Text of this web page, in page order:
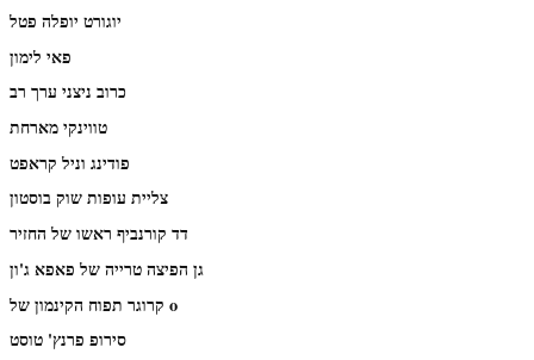
יוגורט יופלה פטל
פאי לימון
כרוב ניצני ערך רב
טווינקי מארחת
פודינג וניל קראפט
צליית עופות שוק בוסטון
דד קורנביף ראשו של החזיר
גן הפיצה טרייה של פאפא ג'ון
קרוגר תפוח הקינמון של o
סירופ פרנץ' טוסט